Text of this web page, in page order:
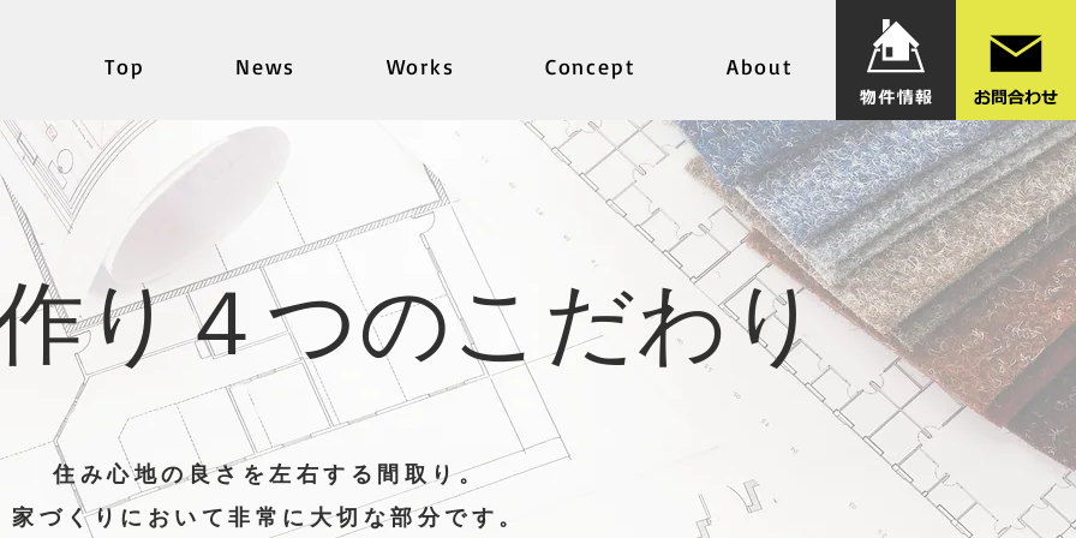
Top News Works Concept About
り４つのこだわり
住み心地の良さを左右する間取り。
家づくりにおいて非常に大切な部分です。